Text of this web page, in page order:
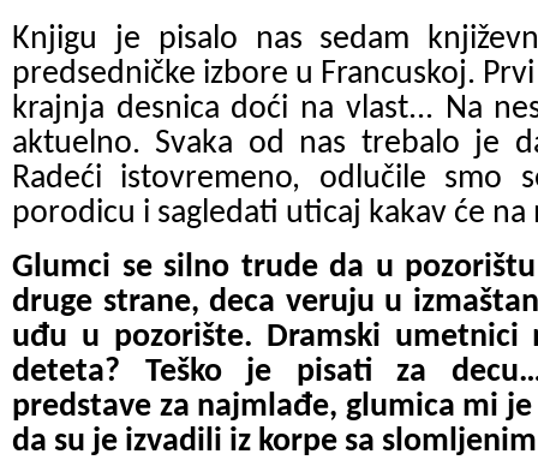
Knjigu je pisalo nas sedam
predsedničke izbore u Francuskoj.
krajnja desnica doći na vlast... Na
aktuelno. Svaka od nas trebalo je
Radeći istovremeno, odlučile smo
porodicu i sagledati uticaj kakav će
Glumci se silno trude da u
druge strane, deca veruju u
uđu u pozorište. Dramski
deteta? Teško je pisati za
predstave za najmlađe, glumica mi je
da su je izvadili iz korpe sa